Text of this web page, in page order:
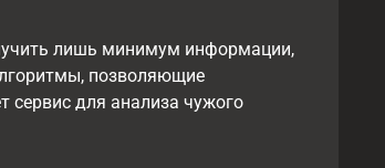
лишь минимум информации,
позволяющие
сервис для анализа чужого